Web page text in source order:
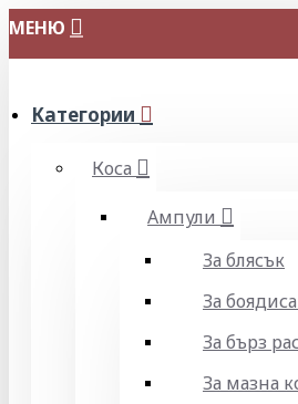
МЕНЮ
Категории
Коса
Ампули
За блясък
За
За бърз
За мазна